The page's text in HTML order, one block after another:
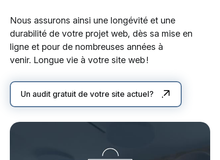
Nous assurons ainsi une longévité et une
durabilité de votre projet web, dès sa mise en
ligne et pour de nombreuses années à
venir. Longue vie à votre site web !
Un audit gratuit de votre site actuel?